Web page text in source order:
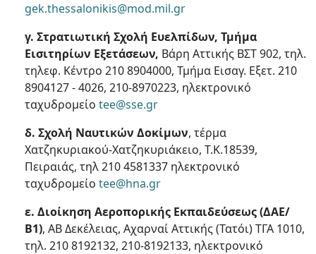
gek.thessalonikis@mod.mil.gr
γ. Στρατιωτική Σχολή Ευελπίδων, Τμήμα
Εισιτηρίων Εξετάσεων, Βάρη Αττικής ΒΣΤ 902, τηλ.
τηλεφ. Κέντρο 210 8904000, Τμήμα Εισαγ. Εξετ. 210
8904127 - 4026, 210-8970223, ηλεκτρονικό
ταχυδρομείο tee@sse.gr
δ. Σχολή Ναυτικών Δοκίμων, τέρμα
Χατζηκυριακού-Χατζηκυριάκειο, Τ.Κ.18539,
Πειραιάς, τηλ 210 4581337 ηλεκτρονικό
ταχυδρομείο tee@hna.gr
ε. Διοίκηση Αεροπορικής Εκπαιδεύσεως (ΔΑΕ/
Β1), ΑΒ Δεκέλειας, Αχαρναί Αττικής (Τατόι) ΤΓΑ 1010,
τηλ. 210 8192132, 210-8192133, ηλεκτρονικό